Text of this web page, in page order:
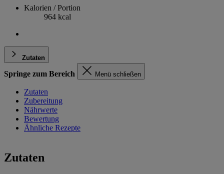
Kalorien / Portion
964 kcal
Zutaten
Springe zum Bereich Menü schließen
Zutaten
Zubereitung
Nährwerte
Bewertung
Ähnliche Rezepte
Zutaten